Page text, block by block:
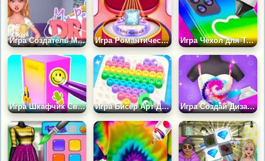
Игра Создатель Моего Идеального Платья Игра Романтический Дизайн Обручального Кольца Игра Чехол для Телефона Своими Руками 3
Игра Шкафчик Своими Руками Игра Бисер Арт Дизайн Игра Создай Дизайн Платьев 2